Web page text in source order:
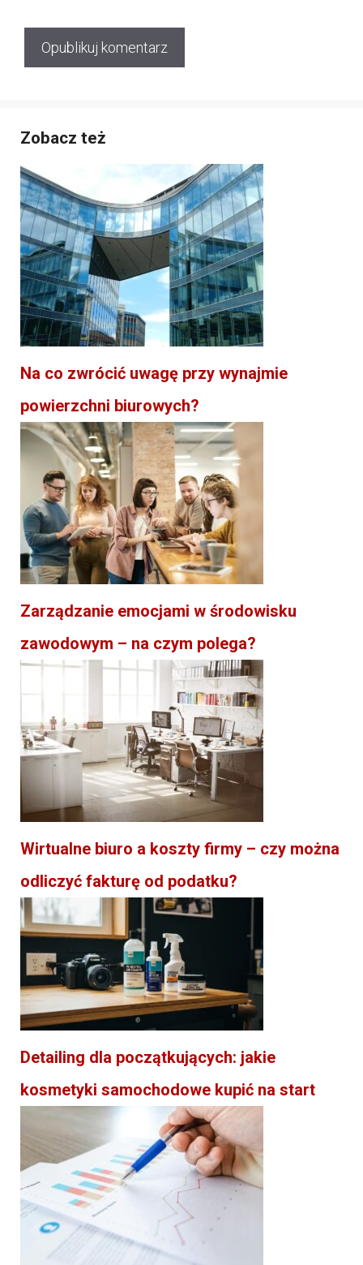
Zobacz też
Na co zwrócić uwagę przy wynajmie
powierzchni biurowych?
Zarządzanie emocjami w środowisku
zawodowym – na czym polega?
Wirtualne biuro a koszty firmy – czy można
odliczyć fakturę od podatku?
Detailing dla początkujących: jakie
kosmetyki samochodowe kupić na start